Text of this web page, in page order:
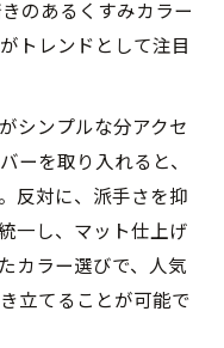
のあるくすみカラー
トレンドとして注目
シンプルな分アクセ
ーを取り入れると、
反対に、派手さを抑
一し、マット仕上げ
カラー選びで、人気
立てることが可能で